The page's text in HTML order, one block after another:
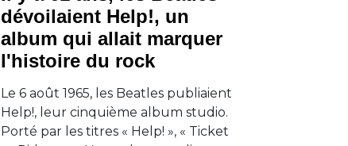
dévoilaient Help!, un
album qui allait marquer
l'histoire du rock
Le 6 août 1965, les Beatles publiaient
Help!, leur cinquième album studio.
Porté par les titres « Help! », « Ticket